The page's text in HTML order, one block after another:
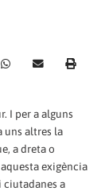
I per a alguns
uns altres la
a dreta o
exigència
a